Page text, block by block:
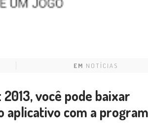
EM NOTÍCIAS
você pode baixar
com a